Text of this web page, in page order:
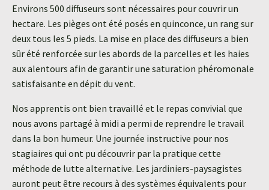
Environs 500 diffuseurs sont nécessaires pour couvrir un
hectare. Les pièges ont été posés en quinconce, un rang sur
deux tous les 5 pieds. La mise en place des diffuseurs a bien
sûr été renforcée sur les abords de la parcelles et les haies
aux alentours afin de garantir une saturation phéromonale
satisfaisante en dépit du vent.
Nos apprentis ont bien travaillé et le repas convivial que
nous avons partagé à midi a permi de reprendre le travail
dans la bon humeur. Une journée instructive pour nos
stagiaires qui ont pu découvrir par la pratique cette
méthode de lutte alternative. Les jardiniers-paysagistes
auront peut être recours à des systèmes équivalents pour